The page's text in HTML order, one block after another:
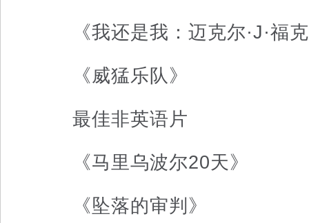
《我还是我：迈克尔·J·福
《威猛乐队》
最佳非英语片
《马里乌波尔20天》
《坠落的审判》